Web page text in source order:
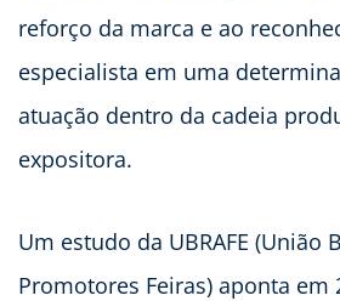
reforço da marca e ao
especialista em uma
atuação dentro da cadeia
expositora.
Um estudo da UBRAFE (União
Promotores Feiras) aponta em